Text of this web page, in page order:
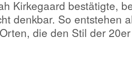
Kirkegaard bestätigte,
denkbar. So entstehen
die den Stil der